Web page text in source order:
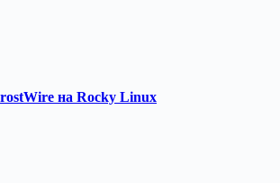
на Rocky Linux